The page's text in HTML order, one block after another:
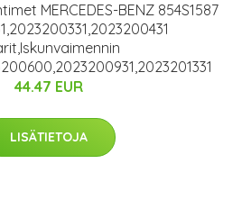
MERCEDES-BENZ 854S1587
44.47 EUR
LISÄTIETOJA